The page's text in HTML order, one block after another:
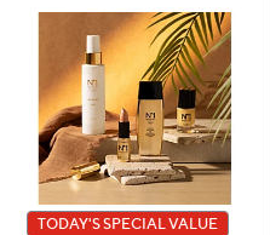
TODAY'S SPECIAL VALUE